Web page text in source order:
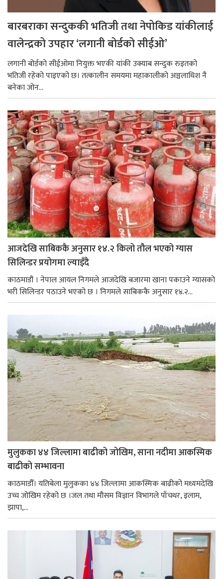
बारबराका सन्दुककी भतिजी तथा नेपोकिड यांकीलाई
वालेन्द्रको उपहार ‘लगानी बोर्डको सीईओ’
लगानी बोर्डको सीईओमा नियुक्त भएकी यांकी उक्याब सन्दुक रुइतको
भतिजी रहेको पाइएको छ। तत्कालीन समयमा महाकालीको अञ्चलाधिश नै
बनेका जोन...
आजदेखि साबिककै अनुसार १४.२ किलो तौल भएको ग्यास
सिलिन्डर प्रयोगमा ल्याइँदै
काठमाडौं । नेपाल आयल निगमले आजदेखि बजारमा खाना पकाउने ग्यासको
भरी सिलिन्डर पठाउने भएको छ । निगमले साबिककै अनुसार १४.२...
मुलुकका ४४ जिल्लामा बाढीको जोखिम, साना नदीमा आकस्मिक
बाढीको सम्भावना
काठमाडौँ। यतिबेला मुलुकका ४४ जिल्लामा आकस्मिक बाढीको मध्यमदेखि
उच्च जोखिम रहेको छ ।जल तथा मौसम विज्ञान विभागले पाँचथर, इलाम,
झापा,...